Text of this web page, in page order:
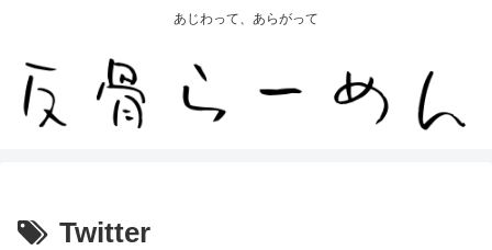
あじわって、あらがって
Twitter